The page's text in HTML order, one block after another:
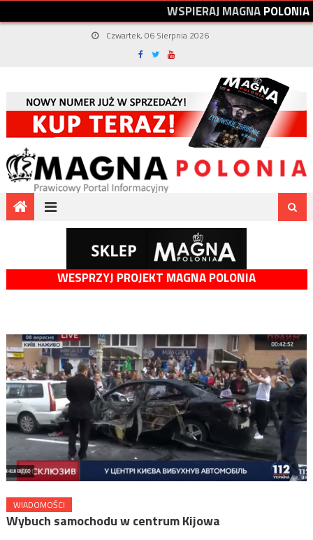
WSPIERAJMAGNAPOLONIA
Czwartek, 06 Sierpnia 2026
WESPRZYJ PROJEKT MAGNA POLONIA
WIADOMOŚCI
Wybuch samochodu w centrum Kijowa